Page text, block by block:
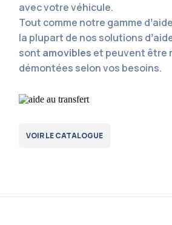
avec votre véhicule.
Tout comme notre gamme
la plupart de nos solutions
sont amovibles et peuvent être
démontées selon vos besoins.
VOIR LE CATALOGUE